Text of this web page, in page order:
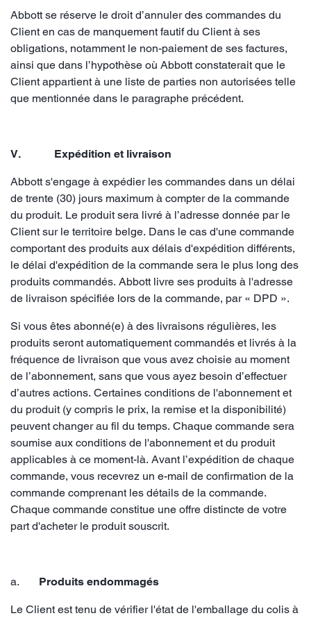
Abbott se réserve le droit d’annuler des commandes du
Client en cas de manquement fautif du Client à ses
obligations, notamment le non-paiement de ses factures,
ainsi que dans l’hypothèse où Abbott constaterait que le
Client appartient à une liste de parties non autorisées telle
que mentionnée dans le paragraphe précédent.
V. Expédition et livraison
Abbott s'engage à expédier les commandes dans un délai
de trente (30) jours maximum à compter de la commande
du produit. Le produit sera livré à l’adresse donnée par le
Client sur le territoire belge. Dans le cas d'une commande
comportant des produits aux délais d'expédition différents,
le délai d'expédition de la commande sera le plus long des
produits commandés. Abbott livre ses produits à l'adresse
de livraison spécifiée lors de la commande, par « DPD ».
Si vous êtes abonné(e) à des livraisons régulières, les
produits seront automatiquement commandés et livrés à la
fréquence de livraison que vous avez choisie au moment
de l’abonnement, sans que vous ayez besoin d’effectuer
d’autres actions. Certaines conditions de l'abonnement et
du produit (y compris le prix, la remise et la disponibilité)
peuvent changer au fil du temps. Chaque commande sera
soumise aux conditions de l'abonnement et du produit
applicables à ce moment-là. Avant l’expédition de chaque
commande, vous recevrez un e-mail de confirmation de la
commande comprenant les détails de la commande.
Chaque commande constitue une offre distincte de votre
part d'acheter le produit souscrit.
a. Produits endommagés
Le Client est tenu de vérifier l'état de l'emballage du colis à